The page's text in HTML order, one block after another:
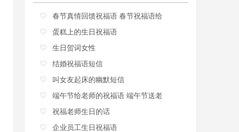
春节真情回馈祝福语 春节祝福语给
蛋糕上的生日祝福语
生日贺词女性
结婚祝福语短信
叫女友起床的幽默短信
端午节给老师的祝福语 端午节送老
祝福老师生日的话
企业员工生日祝福语